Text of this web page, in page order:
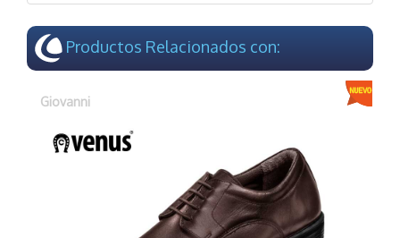
Productos Relacionados con:
Giovanni